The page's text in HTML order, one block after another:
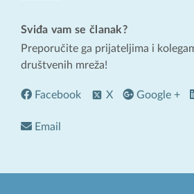
Sviđa vam se članak?
Preporučite ga prijateljima i
društvenih mreža!
Facebook X Google +
Email